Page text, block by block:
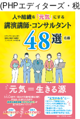
(PHPエディターズ・税